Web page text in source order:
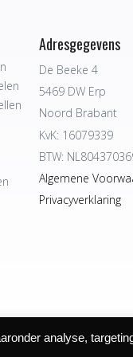
Adresgegevens
De Beeke 4
5469 DW Erp
Noord Brabant
KvK: 16079339
BTW:
Algemene
Privacyverklaring
DW Erp | website door
analyse,